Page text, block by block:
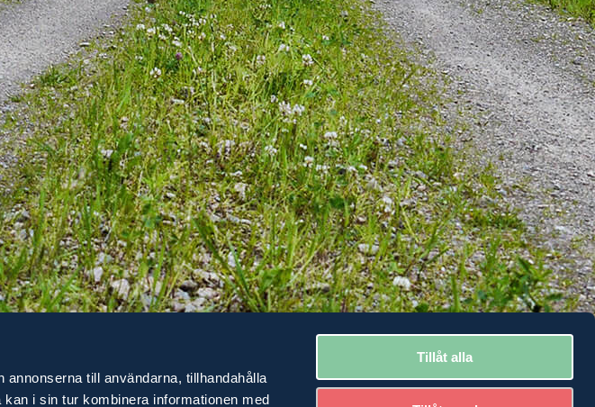
till användarna, tillhandahålla
i sin tur kombinera informationen med
Tillåt alla
din fastighet? Har någon annan rätt att använda områden på din fastighet?
hamna i tvist om fastighetsgränser och rättigheter som rör din fastighet när du själv är ägare eller
är detta kostnadsfria webbinarium en bra början.